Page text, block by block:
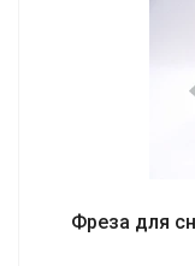
Фреза для